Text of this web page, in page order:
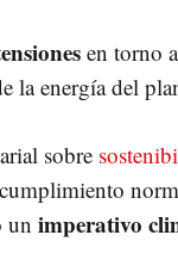
en torno a
la energía del
sobre
un imperativo